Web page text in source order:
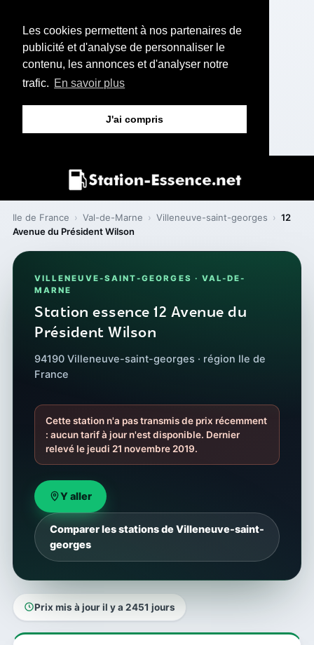
Les cookies permettent à nos partenaires de
publicité et d'analyse de personnaliser le
contenu, les annonces et d'analyser notre
trafic. En savoir plus
J'ai compris
Ile de France › Val-de-Marne › Villeneuve-saint-georges › 12
Avenue du Président Wilson
VILLENEUVE-SAINT-GEORGES · VAL-DE-
MARNE
Station essence 12 Avenue du
Président Wilson
94190 Villeneuve-saint-georges · région Ile de
France
Cette station n'a pas transmis de prix récemment
: aucun tarif à jour n'est disponible. Dernier
relevé le jeudi 21 novembre 2019.
Y aller
Comparer les stations de Villeneuve-saint-
georges
Prix mis à jour il y a 2451 jours